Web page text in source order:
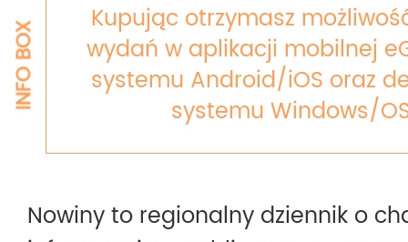
INFO BOX
Kupując otrzymasz
wydań w aplikacji mobilnej
systemu Android/iOS oraz
systemu Windows/
Nowiny to regionalny dziennik o